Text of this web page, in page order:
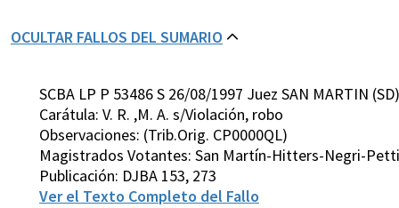
OCULTAR FALLOS DEL SUMARIO
SCBA LP P 53486 S 26/08/1997 Juez SAN MARTIN (SD)
Carátula: V. R. ,M. A. s/Violación, robo
Observaciones: (Trib.Orig. CP0000QL)
Magistrados Votantes: San Martín-Hitters-Negri-
Publicación: DJBA 153, 273
Ver el Texto Completo del Fallo